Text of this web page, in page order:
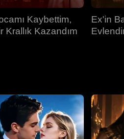
40.bölüm
Kaybettim,
Krallık Kazandım
Ex'in